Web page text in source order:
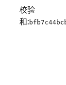
校验
和: